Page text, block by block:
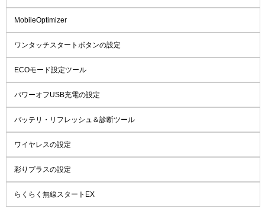
MobileOptimizer
ワンタッチスタートボタンの設定
ECOモード設定ツール
パワーオフUSB充電の設定
バッテリ・リフレッシュ＆診断ツール
ワイヤレスの設定
彩りプラスの設定
らくらく無線スタートEX